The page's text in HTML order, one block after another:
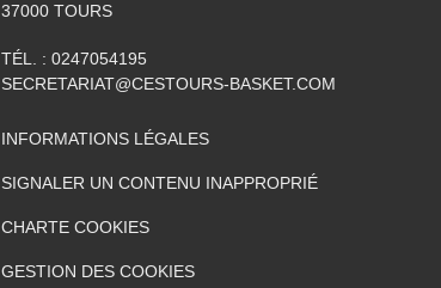
37000 TOURS
TÉL. : 0247054195
SECRETARIAT@CESTOURS-BASKET.COM
INFORMATIONS LÉGALES
SIGNALER UN CONTENU INAPPROPRIÉ
CHARTE COOKIES
GESTION DES COOKIES